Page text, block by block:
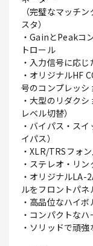
（完璧なマッチ
スタ）
・GainとPeakコ
トロール
・入力信号に応
・オリジナルHF
号のコンプレッ
・大型のリダク
レベル切替）
・バイパス・ス
イパス）
・XLR/TRSフォ
・ステレオ・リ
・オリジナルLA-
ルをフロントパネ
・高品位なハイ
・コンパクトな
・ソリッドで頑